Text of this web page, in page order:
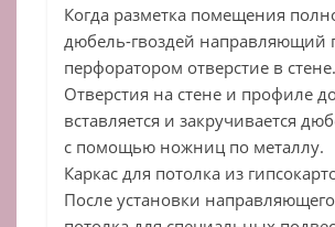
Когда разметка помещения
дюбель-гвоздей направляющий
перфоратором отверстие в
Отверстия на стене и профиле
вставляется и закручивается
с помощью ножниц по металлу.
Каркас для потолка из
После установки